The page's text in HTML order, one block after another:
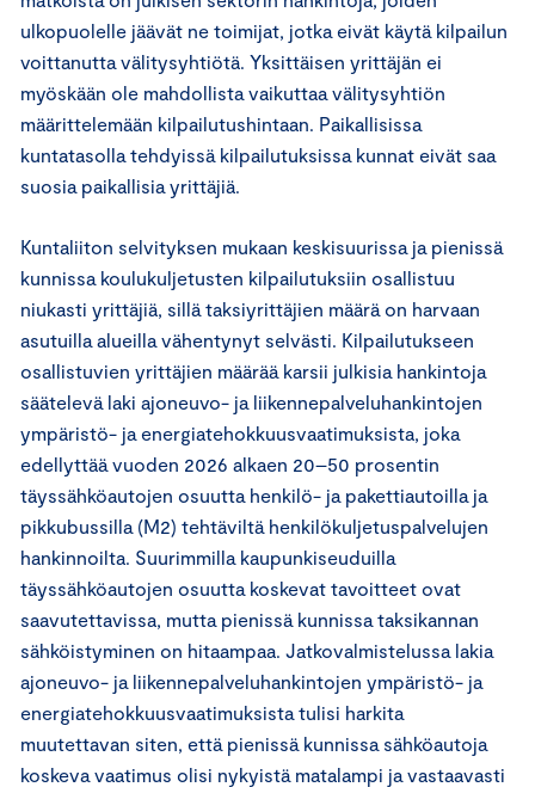
ulkopuolelle jäävät ne toimijat, jotka eivät käytä kilpailun
voittanutta välitysyhtiötä. Yksittäisen yrittäjän ei
myöskään ole mahdollista vaikuttaa välitysyhtiön
määrittelemään kilpailutushintaan. Paikallisissa
kuntatasolla tehdyissä kilpailutuksissa kunnat eivät saa
suosia paikallisia yrittäjiä.
Kuntaliiton selvityksen mukaan keskisuurissa ja pienissä
kunnissa koulukuljetusten kilpailutuksiin osallistuu
niukasti yrittäjiä, sillä taksiyrittäjien määrä on harvaan
asutuilla alueilla vähentynyt selvästi. Kilpailutukseen
osallistuvien yrittäjien määrää karsii julkisia hankintoja
säätelevä laki ajoneuvo- ja liikennepalveluhankintojen
ympäristö- ja energiatehokkuusvaatimuksista, joka
edellyttää vuoden 2026 alkaen 20–50 prosentin
täyssähköautojen osuutta henkilö- ja pakettiautoilla ja
pikkubussilla (M2) tehtäviltä henkilökuljetuspalvelujen
hankinnoilta. Suurimmilla kaupunkiseuduilla
täyssähköautojen osuutta koskevat tavoitteet ovat
saavutettavissa, mutta pienissä kunnissa taksikannan
sähköistyminen on hitaampaa. Jatkovalmistelussa lakia
ajoneuvo- ja liikennepalveluhankintojen ympäristö- ja
energiatehokkuusvaatimuksista tulisi harkita
muutettavan siten, että pienissä kunnissa sähköautoja
koskeva vaatimus olisi nykyistä matalampi ja vastaavasti